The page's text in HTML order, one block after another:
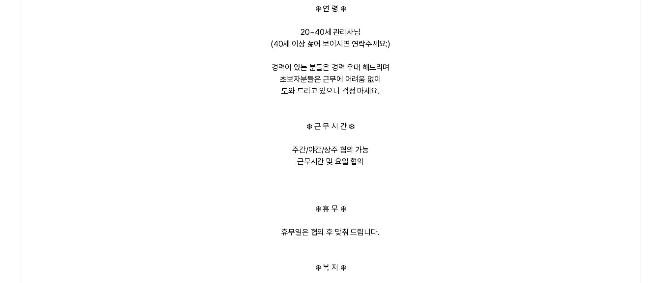
❄️연 령 ❄️
20~40세 관리사님
(40세 이상 젊어 보이시면 연락주세요:)
경력이 있는 분들은 경력 우대 해드리며
초보자분들은 근무에 어려움 없이
도와 드리고 있으니 걱정 마세요.
❄️근 무 시 간 ❄️
주간/야간/상주 협의 가능
근무시간 및 요일 협의
❄️휴 무 ❄️
휴무일은 협의 후 맞춰 드립니다.
❄️복 지 ❄️